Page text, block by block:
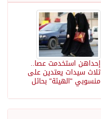
إحداهن استخدمت عصا..
ثلاث سيدات يعتدين على
منسوبي "الهيئة" بحائل